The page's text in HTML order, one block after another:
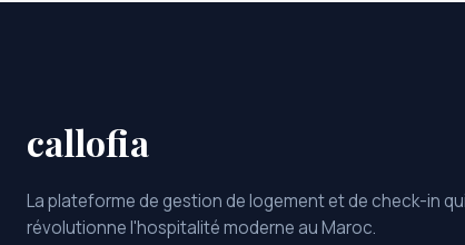
callofia
La plateforme de gestion de logement et de check-in qui
révolutionne l'hospitalité moderne au Maroc.